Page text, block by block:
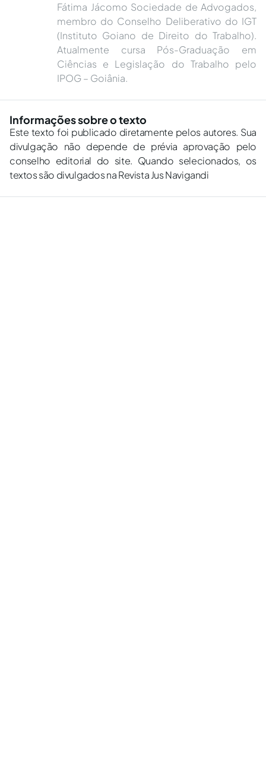
Fátima Jácomo Sociedade de Advogados,
membro do Conselho Deliberativo do IGT
(Instituto Goiano de Direito do Trabalho).
Atualmente cursa Pós-Graduação em
Ciências e Legislação do Trabalho pelo
IPOG – Goiânia.
Informações sobre o texto
Este texto foi publicado diretamente pelos autores. Sua
divulgação não depende de prévia aprovação pelo
conselho editorial do site. Quando selecionados, os
textos são divulgados na Revista Jus Navigandi